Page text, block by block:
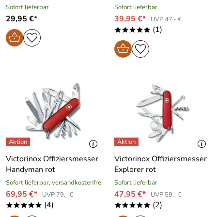
Sofort lieferbar
29,95 €*
Sofort lieferbar
39,95 €* UVP 47,- €
***** (1)
Victorinox Offiziersmesser
Handyman rot
Sofort lieferbar, versandkostenfrei
69,95 €* UVP 79,- €
***** (4)
Victorinox Offiziersmesser
Explorer rot
Sofort lieferbar
47,95 €* UVP 59,- €
***** (2)